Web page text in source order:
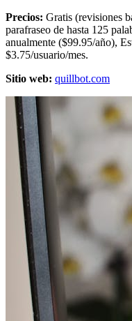
Precios: Gratis (revisiones
parafraseo de hasta 125
anualmente ($99.95/año),
$3.75/usuario/mes.
Sitio web: quillbot.com